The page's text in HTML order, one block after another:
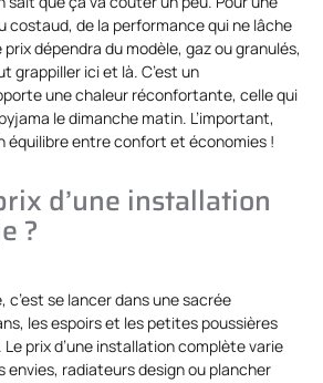
costaud, de la performance qui ne lâche
prix dépendra du modèle, gaz ou granulés,
grappiller ici et là. C’est un
une chaleur réconfortante, celle qui
le dimanche matin. L’important,
équilibre entre confort et économies !
d’une installation
?
c’est se lancer dans une sacrée
les espoirs et les petites poussières
prix d’une installation complète varie
envies, radiateurs design ou plancher